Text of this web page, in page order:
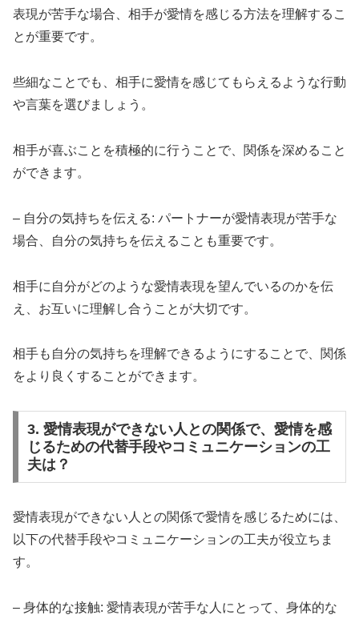
表現が苦手な場合、相手が愛情を感じる方法を理解するこ
とが重要です。
些細なことでも、相手に愛情を感じてもらえるような行動
や言葉を選びましょう。
相手が喜ぶことを積極的に行うことで、関係を深めること
ができます。
– 自分の気持ちを伝える: パートナーが愛情表現が苦手な
場合、自分の気持ちを伝えることも重要です。
相手に自分がどのような愛情表現を望んでいるのかを伝
え、お互いに理解し合うことが大切です。
相手も自分の気持ちを理解できるようにすることで、関係
をより良くすることができます。
3. 愛情表現ができない人との関係で、愛情を感
じるための代替手段やコミュニケーションの工
夫は？
愛情表現ができない人との関係で愛情を感じるためには、
以下の代替手段やコミュニケーションの工夫が役立ちま
す。
– 身体的な接触: 愛情表現が苦手な人にとって、身体的な